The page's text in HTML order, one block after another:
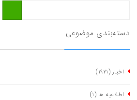
دسته‌بندی موضوعی
اخبار(١٩٢١)
اطلاعیه ها (١)